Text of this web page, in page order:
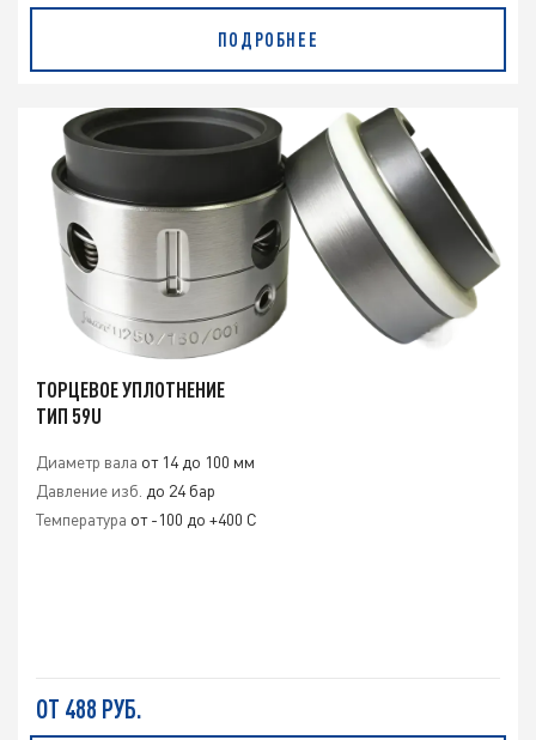
ПОДРОБНЕЕ
ТОРЦЕВОЕ УПЛОТНЕНИЕ
ТИП 59U
Диаметр вала от 14 до 100 мм
Давление изб. до 24 бар
Температура от -100 до +400 С
ОТ 488 РУБ.